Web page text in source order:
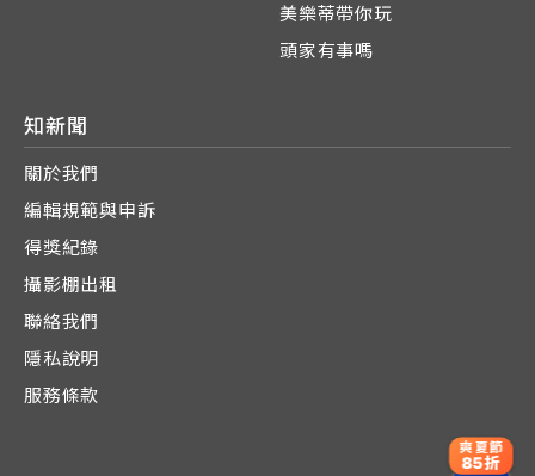
美樂蒂帶你玩
頭家有事嗎
知新聞
關於我們
編輯規範與申訴
得獎紀錄
攝影棚出租
聯絡我們
隱私說明
服務條款
爽夏節
85折